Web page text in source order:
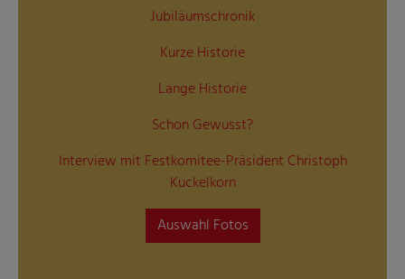
Jubiläumschronik
Kurze Historie
Lange Historie
Schon Gewusst?
Interview mit Festkomitee-Präsident Christoph
Kuckelkorn
Auswahl Fotos